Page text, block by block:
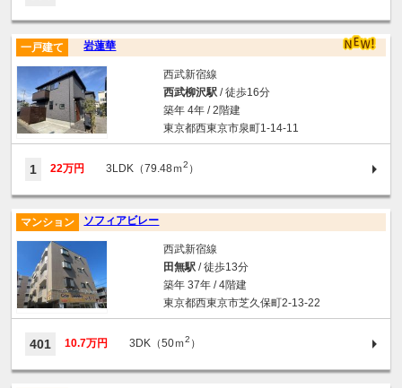
岩蓮華
一戸建て
西武新宿線
西武柳沢駅/ 徒歩16分
築年 4年 / 2階建
東京都西東京市泉町1-14-11
1 22万円 3LDK（79.48ｍ2 ）
ソフィアビレー
マンション
西武新宿線
田無駅/ 徒歩13分
築年 37年 / 4階建
東京都西東京市芝久保町2-13-22
401 10.7万円 3DK（50ｍ2 ）